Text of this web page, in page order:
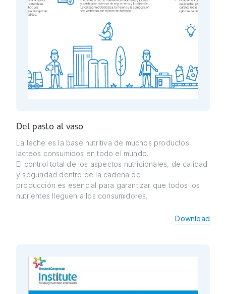
Del pasto al vaso
La leche es la base nutritiva de muchos productos
lácteos consumidos en todo el mundo.
El control total de los aspectos nutricionales, de calidad
y seguridad dentro de la cadena de
producción es esencial para garantizar que todos los
nutrientes lleguen a los consumidores.
Download